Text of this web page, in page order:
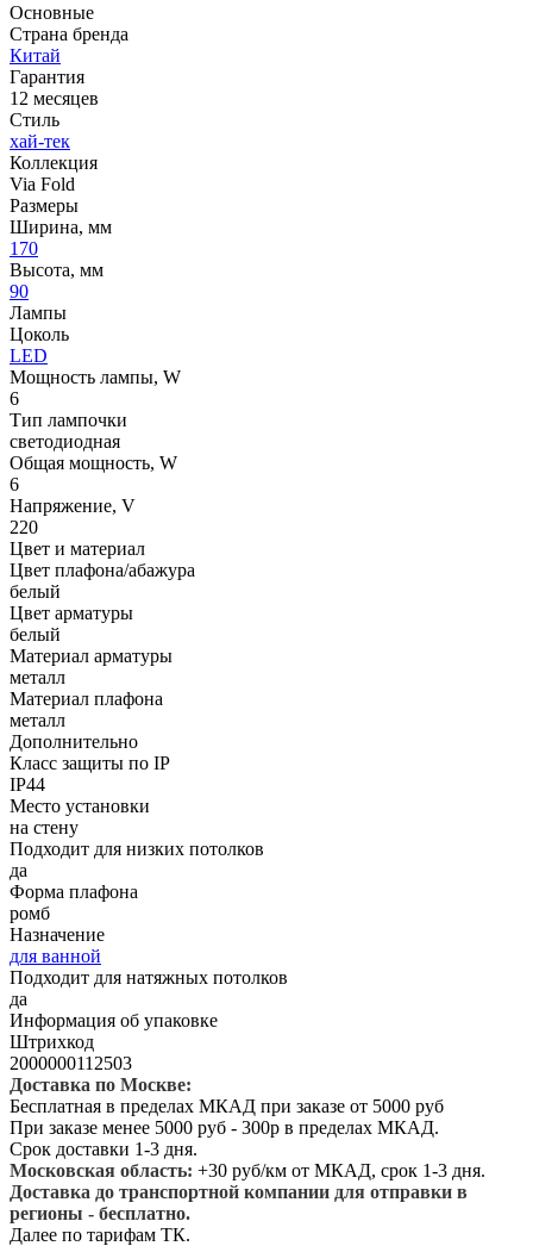
Основные
Страна бренда
Китай
Гарантия
12 месяцев
Стиль
хай-тек
Коллекция
Via Fold
Размеры
Ширина, мм
170
Высота, мм
90
Лампы
Цоколь
LED
Мощность лампы, W
6
Тип лампочки
светодиодная
Общая мощность, W
6
Напряжение, V
220
Цвет и материал
Цвет плафона/абажура
белый
Цвет арматуры
белый
Материал арматуры
металл
Материал плафона
металл
Дополнительно
Класс защиты по IP
IP44
Место установки
на стену
Подходит для низких потолков
да
Форма плафона
ромб
Назначение
для ванной
Подходит для натяжных потолков
да
Информация об упаковке
Штрихкод
2000000112503
Доставка по Москве:
Бесплатная в пределах МКАД при заказе от 5000 руб
При заказе менее 5000 руб - 300р в пределах МКАД.
Срок доставки 1-3 дня.
Московская область: +30 руб/км от МКАД, срок 1-3 дня.
Доставка до транспортной компании для отправки в
регионы - бесплатно.
Далее по тарифам ТК.